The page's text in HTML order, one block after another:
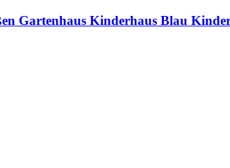
Gartenhaus Kinderhaus Blau